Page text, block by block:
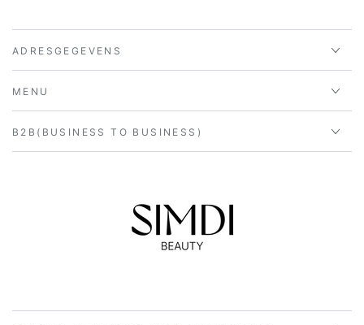
ADRESGEGEVENS
MENU
B2B(BUSINESS TO BUSINESS)